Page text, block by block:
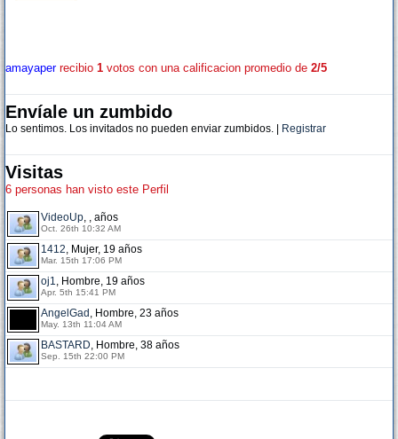
amayaperrecibio 1 votos con una calificacion promedio de 2/5
Envíale un zumbido
Lo sentimos. Los invitados no pueden enviar zumbidos. | Registrar
Visitas
6 personas han visto este Perfil
VideoUp, , años
Oct. 26th 10:32 AM
1412, Mujer, 19 años
Mar. 15th 17:06 PM
oj1, Hombre, 19 años
Apr. 5th 15:41 PM
AngelGad , Hombre, 23 años
May. 13th 11:04 AM
BASTARD, Hombre, 38 años
Sep. 15th 22:00 PM